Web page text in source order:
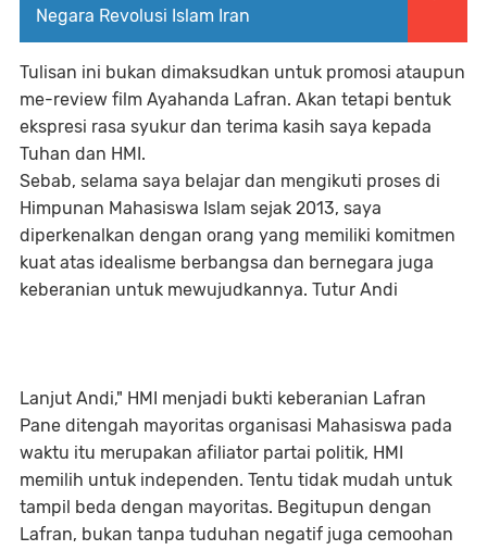
Negara Revolusi Islam Iran
Tulisan ini bukan dimaksudkan untuk promosi ataupun
me-review film Ayahanda Lafran. Akan tetapi bentuk
ekspresi rasa syukur dan terima kasih saya kepada
Tuhan dan HMI.
Sebab, selama saya belajar dan mengikuti proses di
Himpunan Mahasiswa Islam sejak 2013, saya
diperkenalkan dengan orang yang memiliki komitmen
kuat atas idealisme berbangsa dan bernegara juga
keberanian untuk mewujudkannya. Tutur Andi
Lanjut Andi," HMI menjadi bukti keberanian Lafran
Pane ditengah mayoritas organisasi Mahasiswa pada
waktu itu merupakan afiliator partai politik, HMI
memilih untuk independen. Tentu tidak mudah untuk
tampil beda dengan mayoritas. Begitupun dengan
Lafran, bukan tanpa tuduhan negatif juga cemoohan